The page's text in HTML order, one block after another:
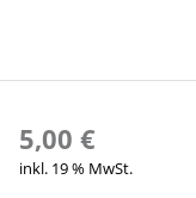
5,00 €
inkl. 19 % MwSt.